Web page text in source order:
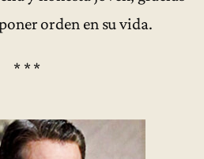
orden en su vida.
* * *